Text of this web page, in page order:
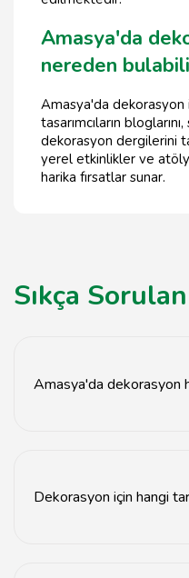
Amasya'da
nereden
Amasya'da dekorasyon
tasarımcıların
dekorasyon dergilerini
yerel etkinlikler ve
harika fırsatlar sunar.
Sıkça
Amasya'da dekorasyon
Dekorasyon için hangi